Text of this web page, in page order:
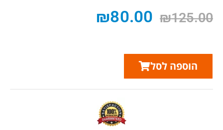
₪125.00
₪80.00
הוספה לסל